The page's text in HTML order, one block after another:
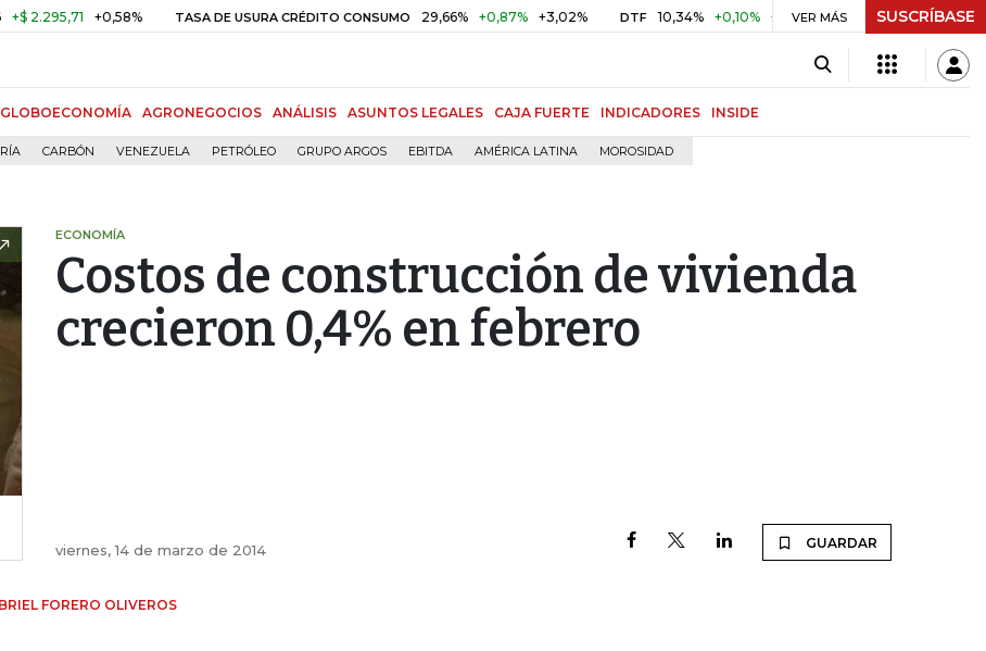
+0,58% TASA DE USURA CRÉDITO CONSUMO 29,66% +0,87% +3,02% DTF 10,34% +0,10% +0,98% UVR $ 416,86 +$ 0,05
VER MÁS SUSCRÍBASE
GLOBOECONOMÍA AGRONEGOCIOS ANÁLISIS ASUNTOS LEGALES CAJA FUERTE INDICADORES INSIDE
CARBÓN VENEZUELA PETRÓLEO GRUPO ARGOS EBITDA AMÉRICA LATINA MOROSIDAD
ECONOMÍA
Costos de construcción de vivienda
crecieron 0,4% en febrero
viernes, 14 de marzo de 2014 GUARDAR
FORERO OLIVEROS